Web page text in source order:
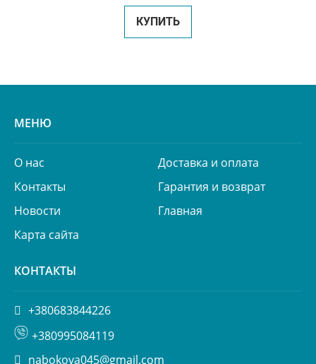
КУПИТЬ
МЕНЮ
О нас
Доставка и оплата
Контакты
Гарантия и возврат
Новости
Главная
Карта сайта
КОНТАКТЫ
+380683844226
+380995084119
nabokova045@gmail.com